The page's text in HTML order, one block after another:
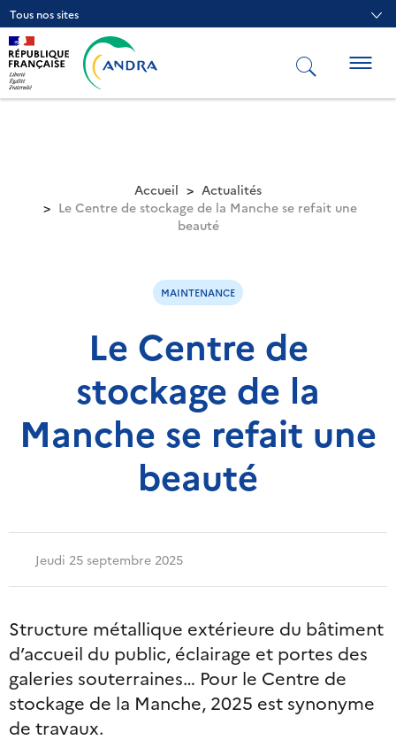
Aller
au
contenu
principal
Tous nos sites
Accueil
Actualités
Le Centre de stockage de la Manche se refait une
beauté
MAINTENANCE
Le Centre de
stockage de la
Manche se refait une
beauté
Jeudi 25 septembre 2025
Structure métallique extérieure du bâtiment
d’accueil du public, éclairage et portes des
galeries souterraines… Pour le Centre de
stockage de la Manche, 2025 est synonyme
de travaux.